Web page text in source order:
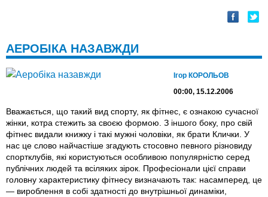
АЕРОБІКА НАЗАВЖДИ
Ігор КОРОЛЬОВ
00:00, 15.12.2006
Вважається, що такий вид спорту, як фітнес, є ознакою сучасної
жінки, котра стежить за своєю формою. З іншого боку, про свій
фітнес видали книжку і такі мужні чоловіки, як брати Клички. У
нас це слово найчастіше згадують стосовно певного різновиду
спортклубів, які користуються особливою популярністю серед
публічних людей та всіляких зірок. Професіонали цієї справи
головну характеристику фітнесу визначають так: насамперед, це
— вироблення в собі здатності до внутрішньої динаміки,